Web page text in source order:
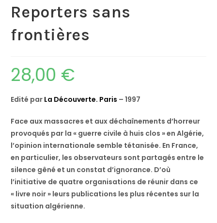
Reporters sans
frontières
28,00 €
Edité par La Découverte. Paris – 1997
Face aux massacres et aux déchaînements d’horreur
provoqués par la « guerre civile à huis clos » en Algérie,
l’opinion internationale semble tétanisée. En France,
en particulier, les observateurs sont partagés entre le
silence gêné et un constat d’ignorance. D’où
l’initiative de quatre organisations de réunir dans ce
« livre noir » leurs publications les plus récentes sur la
situation algérienne.